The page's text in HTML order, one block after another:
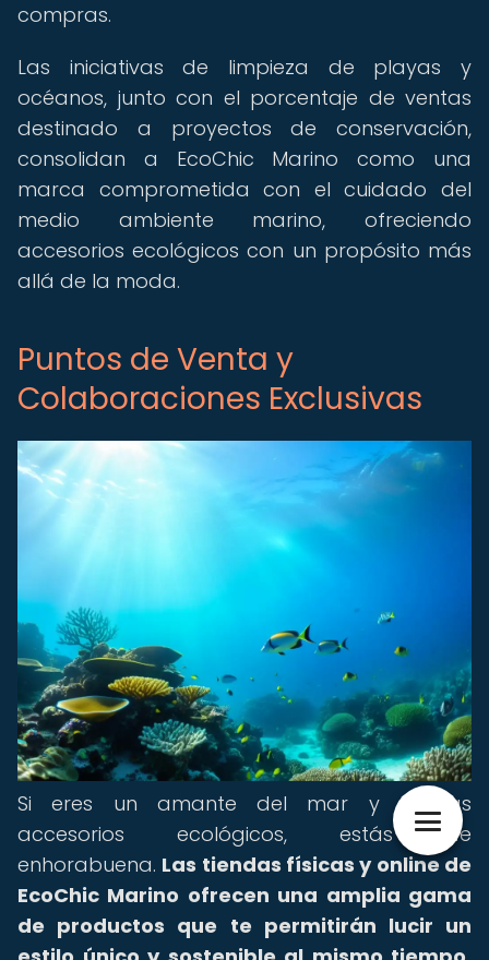
compras.
Las iniciativas de limpieza de playas y
océanos, junto con el porcentaje de ventas
destinado a proyectos de conservación,
consolidan a EcoChic Marino como una
marca comprometida con el cuidado del
medio ambiente marino, ofreciendo
accesorios ecológicos con un propósito más
allá de la moda.
Puntos de Venta y
Colaboraciones Exclusivas
Si eres un amante del mar y buscas
accesorios ecológicos, estás de
enhorabuena. Las tiendas físicas y online de
EcoChic Marino ofrecen una amplia gama
de productos que te permitirán lucir un